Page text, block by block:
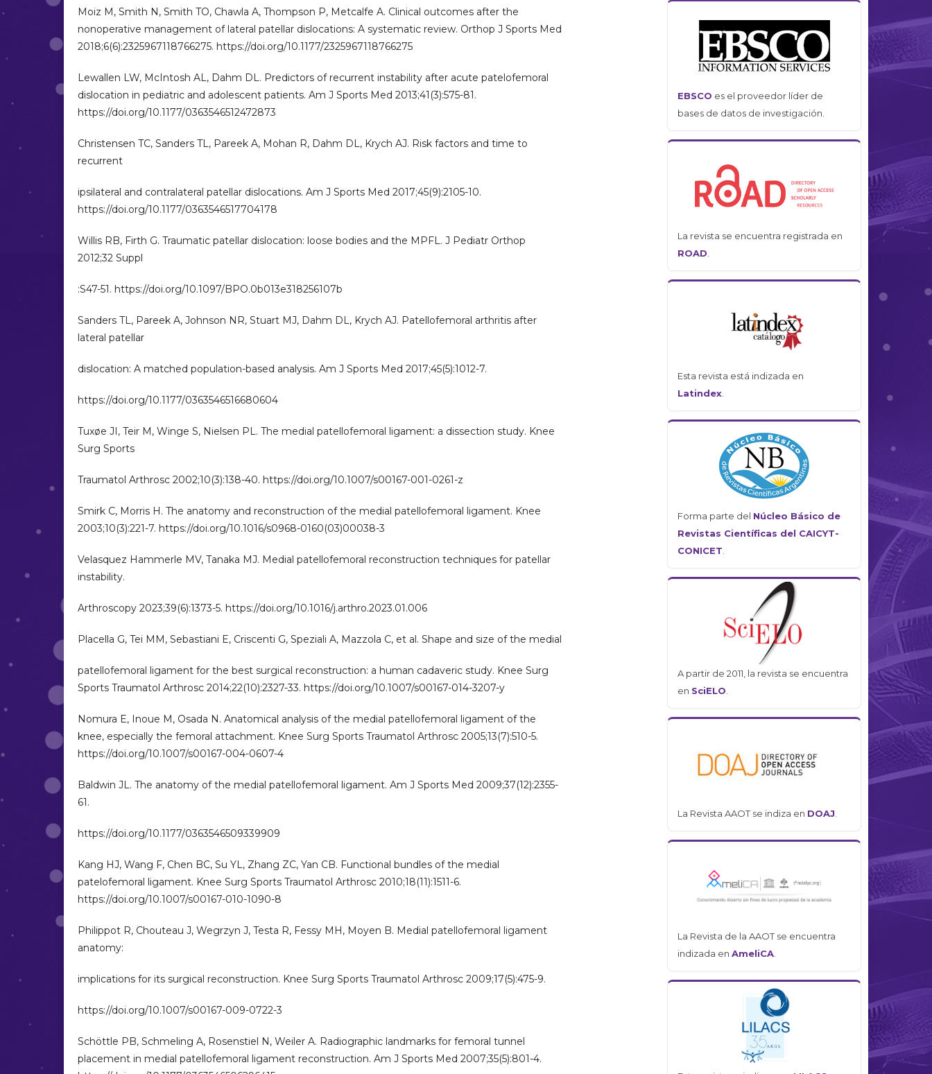
Moiz M, Smith N, Smith TO, Chawla A, Thompson P, Metcalfe A. Clinical outcomes after the
nonoperative management of lateral patellar dislocations: A systematic review. Orthop J Sports Med
2018;6(6):2325967118766275. https://doi.org/10.1177/2325967118766275
Lewallen LW, McIntosh AL, Dahm DL. Predictors of recurrent instability after acute patelofemoral
dislocation in pediatric and adolescent patients. Am J Sports Med 2013;41(3):575-81.
https://doi.org/10.1177/0363546512472873
Christensen TC, Sanders TL, Pareek A, Mohan R, Dahm DL, Krych AJ. Risk factors and time to
recurrent
ipsilateral and contralateral patellar dislocations. Am J Sports Med 2017;45(9):2105-10.
https://doi.org/10.1177/0363546517704178
Willis RB, Firth G. Traumatic patellar dislocation: loose bodies and the MPFL. J Pediatr Orthop
2012;32 Suppl
:S47-51. https://doi.org/10.1097/BPO.0b013e318256107b
Sanders TL, Pareek A, Johnson NR, Stuart MJ, Dahm DL, Krych AJ. Patellofemoral arthritis after
lateral patellar
dislocation: A matched population-based analysis. Am J Sports Med 2017;45(5):1012-7.
https://doi.org/10.1177/0363546516680604
Tuxøe JI, Teir M, Winge S, Nielsen PL. The medial patellofemoral ligament: a dissection study. Knee
Surg Sports
Traumatol Arthrosc 2002;10(3):138-40. https://doi.org/10.1007/s00167-001-0261-z
Smirk C, Morris H. The anatomy and reconstruction of the medial patellofemoral ligament. Knee
2003;10(3):221-7. https://doi.org/10.1016/s0968-0160(03)00038-3
Velasquez Hammerle MV, Tanaka MJ. Medial patellofemoral reconstruction techniques for patellar
instability.
Arthroscopy 2023;39(6):1373-5. https://doi.org/10.1016/j.arthro.2023.01.006
Placella G, Tei MM, Sebastiani E, Criscenti G, Speziali A, Mazzola C, et al. Shape and size of the medial
patellofemoral ligament for the best surgical reconstruction: a human cadaveric study. Knee Surg
Sports Traumatol Arthrosc 2014;22(10):2327-33. https://doi.org/10.1007/s00167-014-3207-y
Nomura E, Inoue M, Osada N. Anatomical analysis of the medial patellofemoral ligament of the
knee, especially the femoral attachment. Knee Surg Sports Traumatol Arthrosc 2005;13(7):510-5.
https://doi.org/10.1007/s00167-004-0607-4
Baldwin JL. The anatomy of the medial patellofemoral ligament. Am J Sports Med 2009;37(12):2355-
61.
https://doi.org/10.1177/0363546509339909
Kang HJ, Wang F, Chen BC, Su YL, Zhang ZC, Yan CB. Functional bundles of the medial
patelofemoral ligament. Knee Surg Sports Traumatol Arthrosc 2010;18(11):1511-6.
https://doi.org/10.1007/s00167-010-1090-8
Philippot R, Chouteau J, Wegrzyn J, Testa R, Fessy MH, Moyen B. Medial patellofemoral ligament
anatomy:
implications for its surgical reconstruction. Knee Surg Sports Traumatol Arthrosc 2009;17(5):475-9.
https://doi.org/10.1007/s00167-009-0722-3
Schöttle PB, Schmeling A, Rosenstiel N, Weiler A. Radiographic landmarks for femoral tunnel
placement in medial patellofemoral ligament reconstruction. Am J Sports Med 2007;35(5):801-4.
EBSCO es el proveedor líder de
bases de datos de investigación.
La revista se encuentra registrada en
ROAD.
Esta revista está indizada en
Latindex.
Forma parte del Núcleo Básico de
Revistas Científicas del CAICYT-
CONICET.
A partir de 2011, la revista se encuentra
en SciELO.
La Revista AAOT se indiza en DOAJ.
La Revista de la AAOT se encuentra
indizada en AmeliCA.